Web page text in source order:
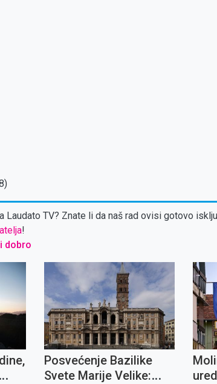
TV? Znate li da naš rad ovisi gotovo
!
dobro
Posvećenje Bazilike
Svete Marije Velike: